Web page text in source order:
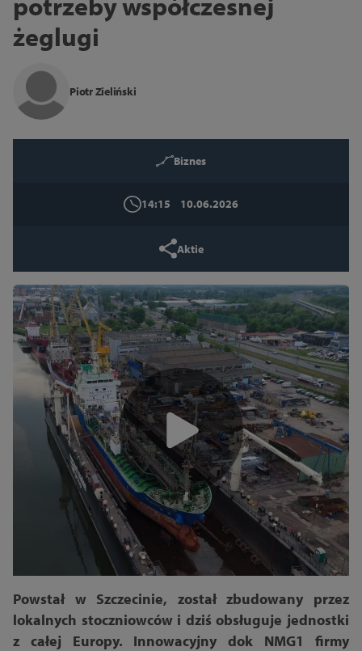
14
żeglugi
Piotr Zieliński
Biznes
14:15 10.06.2026
Aktie
Powstał w Szczecinie, został zbudowany przez
lokalnych stoczniowców i dziś obsługuje jednostki
z całej Europy. Innowacyjny dok NMG1 firmy